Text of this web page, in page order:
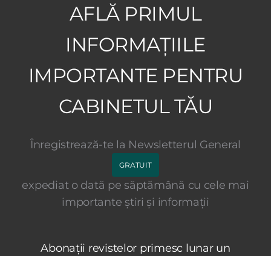
AFLĂ PRIMUL
INFORMAȚIILE
IMPORTANTE PENTRU
CABINETUL TĂU
Înregistrează-te la Newsletterul General
GRATUIT
expediat o dată pe săptămână cu cele mai
importante știri și informații
Abonații revistelor primesc lunar un